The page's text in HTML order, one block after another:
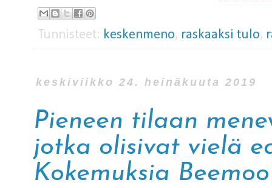
Tunnisteet: keskenmeno, raskaaksi tulo,
keskiviikko 24. heinäkuuta 2019
Pieneen tilaan
jotka olisivat vielä
Kokemuksia